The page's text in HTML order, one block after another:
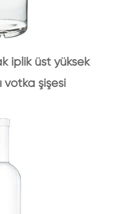
iplik üst yüksek
votka şişesi